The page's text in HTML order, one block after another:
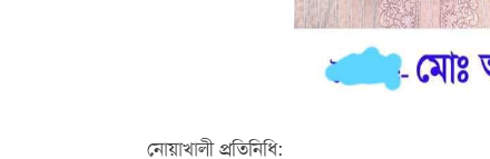
নোয়াখালী প্রতিনিধি: